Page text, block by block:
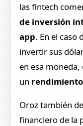
las fintech
de inversión
app. En el caso
invertir sus
en esa
un
Oroz también
financiero de la